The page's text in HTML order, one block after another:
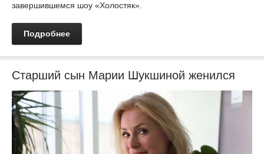
завершившемся шоу «Холостяк».
Подробнее
Старший сын Марии Шукшиной женился